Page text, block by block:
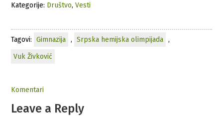
Kategorije: Društvo,Vesti
Tagovi: Gimnazija , Srpska hemijska olimpijada
,
Vuk Živković
Komentari
Leave a Reply